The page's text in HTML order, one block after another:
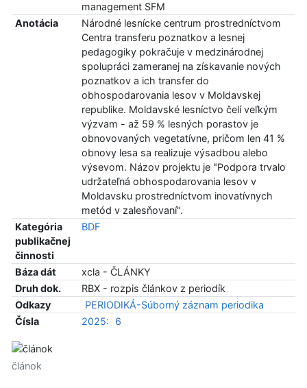
management SFM
Anotácia
Národné lesnícke centrum prostredníctvom
Centra transferu poznatkov a lesnej
pedagogiky pokračuje v medzinárodnej
spolupráci zameranej na získavanie nových
poznatkov a ich transfer do
obhospodarovania lesov v Moldavskej
republike. Moldavské lesníctvo čelí veľkým
výzvam - až 59 % lesných porastov je
obnovovaných vegetatívne, pričom len 41 %
obnovy lesa sa realizuje výsadbou alebo
výsevom. Názov projektu je "Podpora trvalo
udržateľná obhospodarovania lesov v
Moldavsku prostredníctvom inovatívnych
metód v zalesňovaní".
Kategória
publikačnej
činnosti
BDF
Báza dát
xcla - ČLÁNKY
Druh dok.
RBX - rozpis článkov z periodík
Odkazy
PERIODIKÁ-Súborný záznam periodika
Čísla
2025: 6
článok